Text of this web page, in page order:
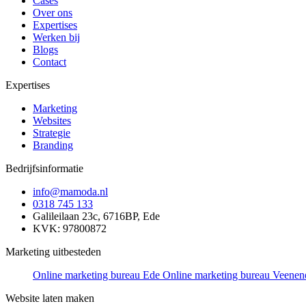
Over ons
Expertises
Werken bij
Blogs
Contact
Expertises
Marketing
Websites
Strategie
Branding
Bedrijfsinformatie
info@mamoda.nl
0318 745 133
Galileilaan 23c, 6716BP, Ede
KVK: 97800872
Marketing uitbesteden
Online marketing bureau Ede Online marketing bureau
Website laten maken